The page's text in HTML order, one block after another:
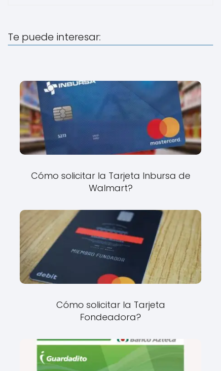
Te puede interesar:
Cómo solicitar la Tarjeta Inbursa de
Walmart?
Cómo solicitar la Tarjeta
Fondeadora?